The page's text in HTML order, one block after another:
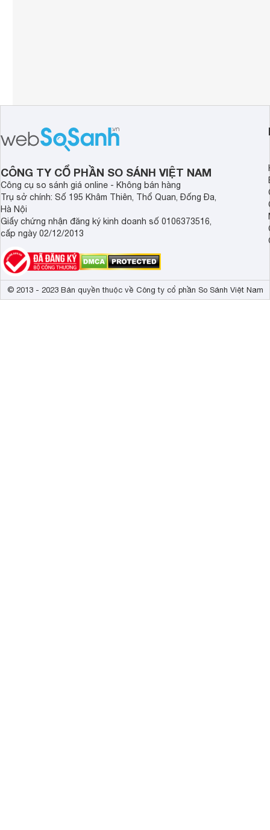
CÔNG TY CỔ PHẦN SO SÁNH VIỆT NAM
Công cụ so sánh giá online - Không bán hàng
Trụ sở chính: Số 195 Khâm Thiên, Thổ Quan, Đống Đa,
Hà Nội
Giấy chứng nhận đăng ký kinh doanh số 0106373516,
cấp ngày 02/12/2013
© 2013 - 2023 Bản quyền thuộc về Công ty cổ phần So Sánh Việt Nam